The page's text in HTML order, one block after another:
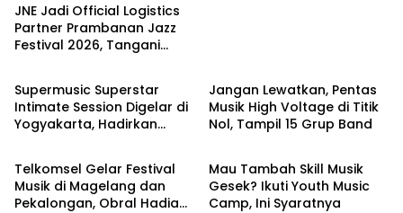
JNE Jadi Official Logistics
Partner Prambanan Jazz
Festival 2026, Tangani
Hiburan
Supermusic Superstar
Intimate Session Digelar di
Yogyakarta, Hadirkan
Jangan Lewatkan, Pentas
Musik High Voltage di Titik
Nol, Tampil 15 Grup Band
Uncategorized
Telkomsel Gelar Festival
Musik di Magelang dan
Pekalongan, Obral Hadiah
Hiburan
Mau Tambah Skill Musik
Gesek? Ikuti Youth Music
Camp, Ini Syaratnya